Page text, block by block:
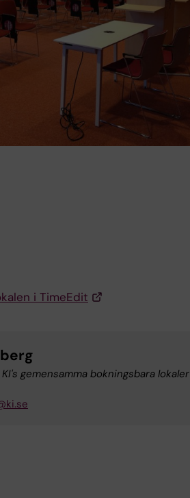
i TimeEdit
gemensamma bokningsbara lokaler